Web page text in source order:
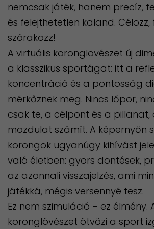
nemcsak játék, hanem precíz,
és felejthetetlen kaland. Célozz,
szórakozz!
A virtuális koronglövészet új
a klasszikus sportágat: itt a
koncentráció és a pontosság
mérkőznek meg. Nincs lőpor,
csak te, a célpont és a pillanat,
mozdulat számít. A képernyőn
korongok ugyanúgy kihívást
való életben: gyors döntések,
az azonnali visszajelzés, ami
játékká, mégis versennyé tesz.
​Ez nem szimuláció – ez élmény.
koronglövészet ötvözi a sport